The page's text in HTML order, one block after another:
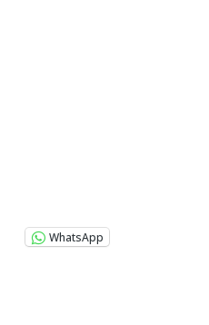
WhatsApp